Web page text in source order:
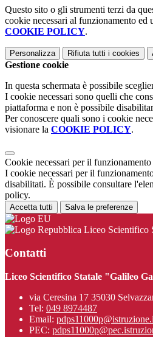
Questo sito o gli strumenti terzi da
cookie necessari al funzionamento
COOKIE POLICY.
Personalizza Rifiuta tutti i cookies
Gestione cookie
In questa schermata è possibile
I cookie necessari sono quelli che
piattaforma e non è possibile
Per conoscere quali sono i cookie
visionare la COOKIE POLICY.
Cookie necessari per il funzionamento
I cookie necessari per il
disabilitati. È possibile consultare
policy.
Accetta tutti Salva le preferenze
Liceo Scientifico
Contatti
Liceo Scientifico Statale "Galileo
via Ceresina 17 35030
Tel: 049 8974487
Email:
PEC: